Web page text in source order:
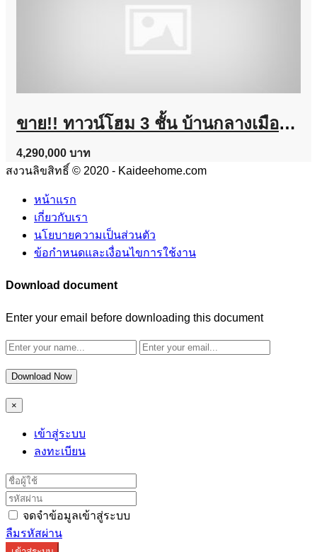
ขาย!! ทาวน์โฮม 3 ชั้น บ้านกลางเมือง งามวงศ์วาน (ขนาด 18 ตร.ว.) งามวงศ์วาน 47 แยก 6 (ซ.ชินเขต 2/6) ใกล้การไฟฟ้าส่วนภูมิภาค(สำนักงานใหญ่) หลักสี่ กทม. : Baan Klang Muang Ngamwongwan
4,290,000 บาท
สงวนลิขสิทธิ์ © 2020 - Kaideehome.com
หน้าแรก
เกี่ยวกับเรา
นโยบายความเป็นส่วนตัว
ข้อกำหนดและเงื่อนไขการใช้งาน
Download document
Enter your email before downloading this document
Download Now
×
เข้าสู่ระบบ
ลงทะเบียน
จดจำข้อมูลเข้าสู่ระบบ
ลืมรหัสผ่าน